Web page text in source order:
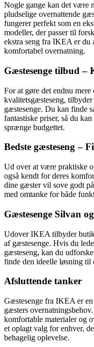
Nogle gange kan det være
pludselige overnattende
fungerer perfekt som en
modeller, der passer til
ekstra seng fra IKEA er
komfortabel overnatning.
Gæstesenge tilbud –
For at gøre det endnu
kvalitetsgæsteseng,
gæstesenge. Du kan finde
fantastiske priser, så du
sprænge budgettet.
Bedste gæsteseng –
Ud over at være praktiske
også kendt for deres
dine gæster vil sove godt
med omtanke for både
Gæstesenge Silvan
Udover IKEA tilbyder
af gæstesenge. Hvis du
gæsteseng, kan du
finde den ideelle løsning til
Afsluttende tanker
Gæstesenge fra IKEA er
gæsters
komfortable materialer og
et oplagt valg for enhver,
behagelig oplevelse.